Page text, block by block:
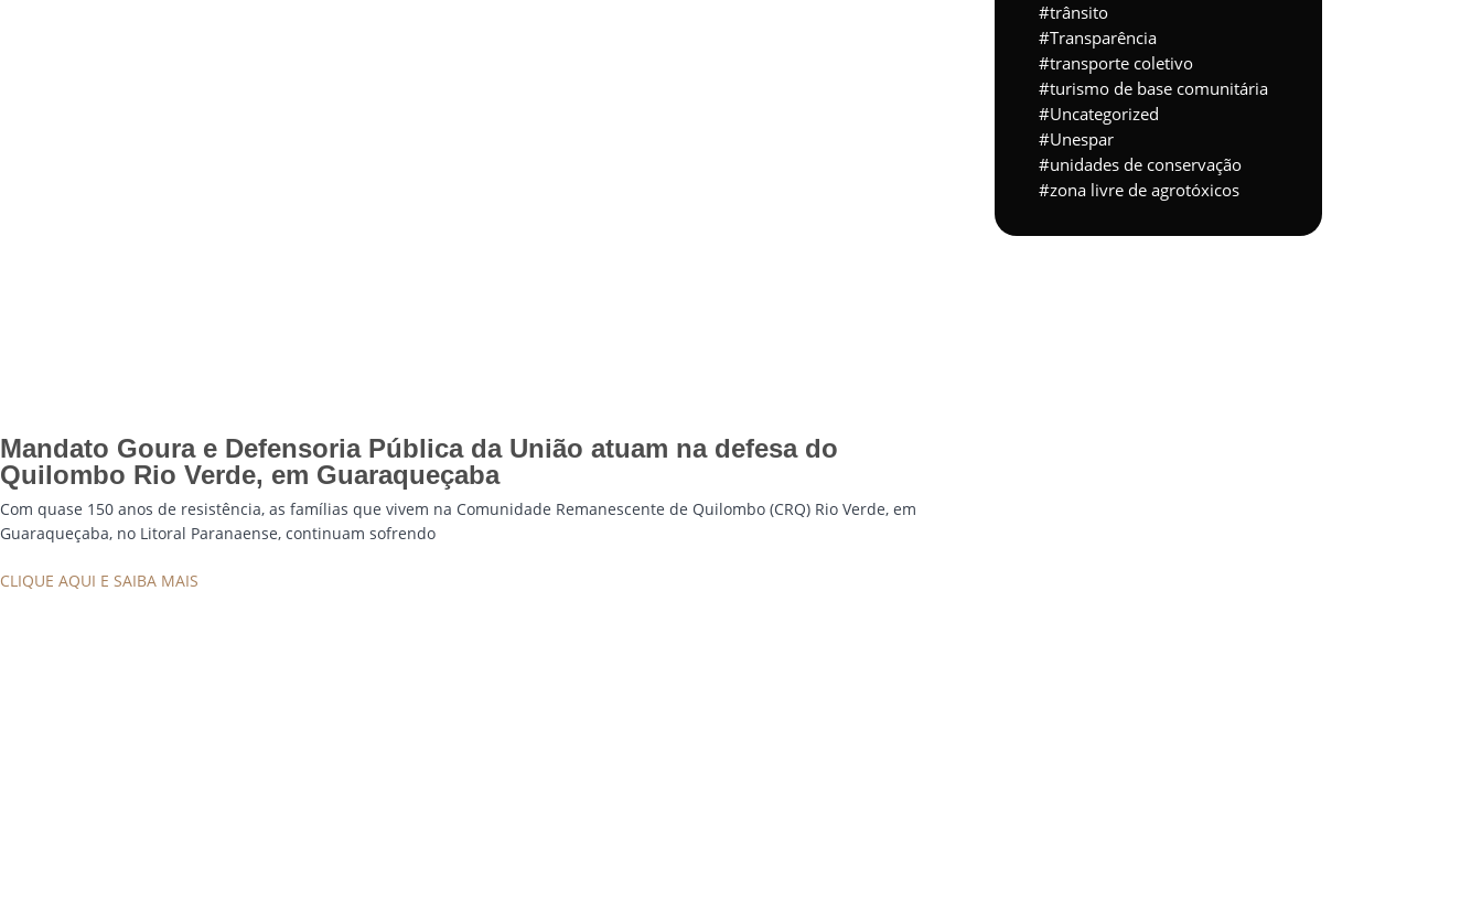
Mandato Goura e Defensoria Pública da União atuam na defesa do
Quilombo Rio Verde, em Guaraqueçaba
Com quase 150 anos de resistência, as famílias que vivem na Comunidade Remanescente de Quilombo (CRQ) Rio Verde, em
Guaraqueçaba, no Litoral Paranaense, continuam sofrendo
CLIQUE AQUI E SAIBA MAIS
trânsito
Transparência
transporte coletivo
turismo de base comunitária
Uncategorized
Unespar
unidades de conservação
zona livre de agrotóxicos